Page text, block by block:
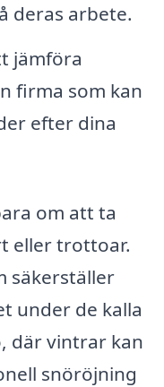
deras arbete.
jämföra
firma som kan
efter dina
om att ta
eller trottoar.
säkerställer
under de kalla
där vintrar kan
snöröjning